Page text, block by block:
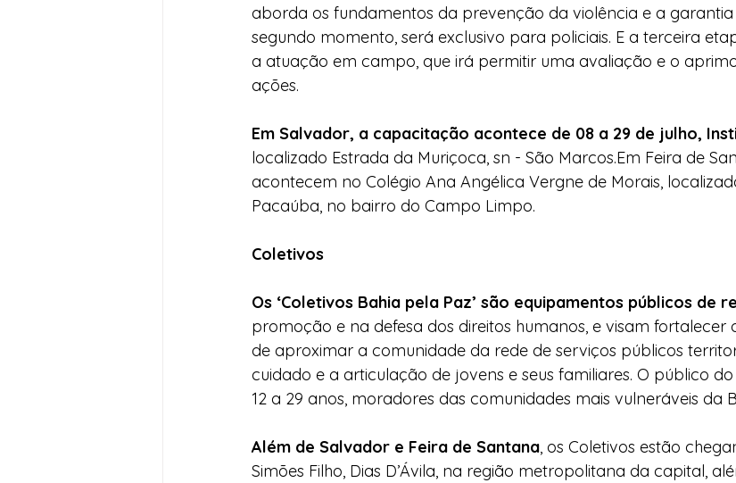
aborda os fundamentos da prevenção da violência e a garantia
segundo momento, será exclusivo para policiais. E a terceira
a atuação em campo, que irá permitir uma avaliação e o
ações.
Em Salvador, a capacitação acontece de 08 a 29 de julho,
localizado Estrada da Muriçoca, sn - São Marcos.Em Feira de
acontecem no Colégio Ana Angélica Vergne de Morais,
Pacaúba, no bairro do Campo Limpo.
Coletivos
Os ‘Coletivos Bahia pela Paz’ são equipamentos públicos de
promoção e na defesa dos direitos humanos, e visam fortalecer
de aproximar a comunidade da rede de serviços públicos
cuidado e a articulação de jovens e seus familiares. O público
12 a 29 anos, moradores das comunidades mais vulneráveis da
Além de Salvador e Feira de Santana, os Coletivos estão
Simões Filho, Dias D’Ávila, na região metropolitana da capital,